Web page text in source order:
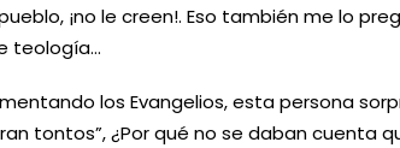
¡no le creen!. Eso también me lo
teología…
los Evangelios, esta persona
tontos”, ¿Por qué no se daban cuenta